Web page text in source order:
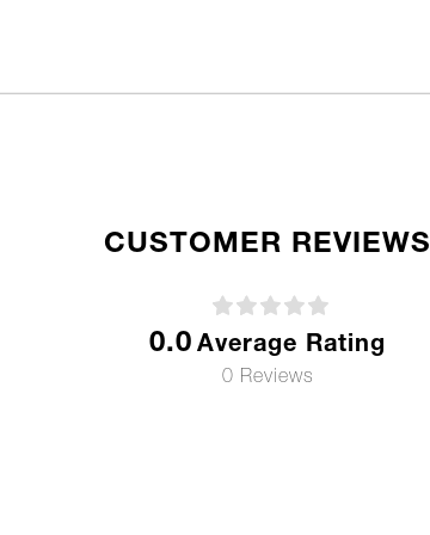
CUSTOMER REVIEWS
0.0 Average Rating
0 Reviews